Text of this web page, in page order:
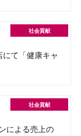
て「健康キャ
による売上の